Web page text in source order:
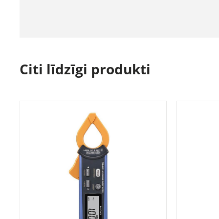
Citi līdzīgi produkti